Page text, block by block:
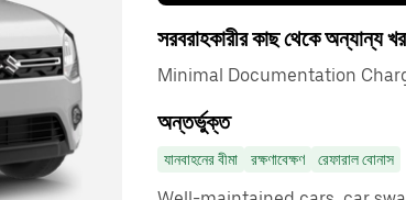
সরবরাহকারীর কাছ থেকে অন্যান্য
Minimal Documentation
অন্তর্ভুক্ত
যানবাহনের বীমা রক্ষণাবেক্ষণ রেফারাল বোনাস